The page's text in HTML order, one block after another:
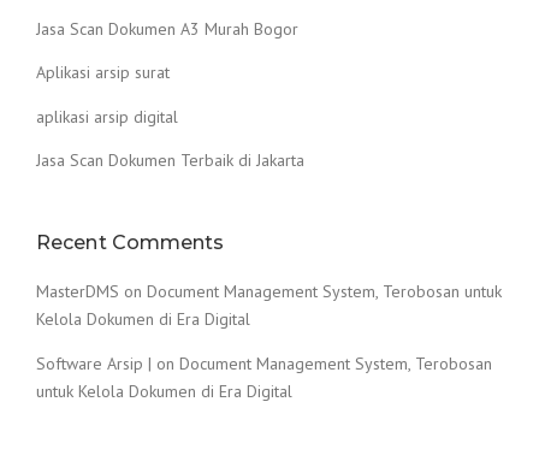
Jasa Scan Dokumen A3 Murah Bogor
Aplikasi arsip surat
aplikasi arsip digital
Jasa Scan Dokumen Terbaik di Jakarta
Recent Comments
MasterDMS on Document Management System, Terobosan untuk
Kelola Dokumen di Era Digital
Software Arsip | on Document Management System, Terobosan
untuk Kelola Dokumen di Era Digital